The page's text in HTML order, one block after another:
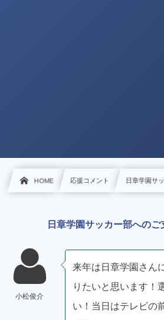
HOME 応援コメント 日章学園サ
日章学園サッカー部へのご
小松俊介
来年は日章学園さん
りたいと思います！
い！当日はテレビの